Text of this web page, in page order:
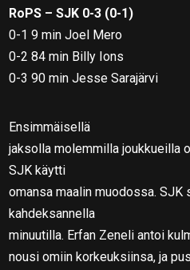
RoPS – SJK 0-3 (0-1)
0-1 9 min Joel Mero
0-2 84 min Billy Ions
0-3 90 min Jesse Sarajärvi
Ensimmäisellä
jaksolla molemmilla joukkueilla
SJK käytti
omansa maalin muodossa.
kahdeksannella
minuutilla. Erfan Zeneli antoi
nousi omiin korkeuksiinsa, ja